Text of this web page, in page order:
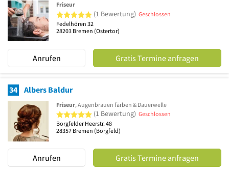
Friseur
5 von 5 Sternen
(1 Bewertung) Geschlossen
Fedelhören 32
28203 Bremen (Ostertor)
Anrufen Gratis Termine anfragen
34 Albers Baldur
Friseur, Augenbrauen färben & Dauerwelle
5 von 5 Sternen
(1 Bewertung) Geschlossen
Borgfelder Heerstr. 48
28357 Bremen (Borgfeld)
Anrufen Gratis Termine anfragen